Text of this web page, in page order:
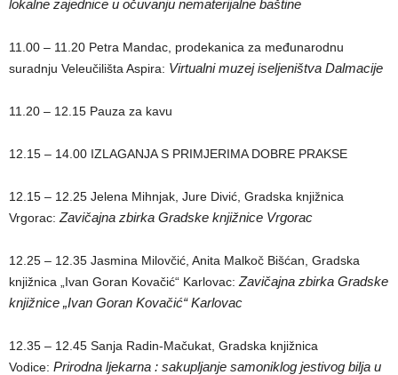
lokalne zajednice u očuvanju nematerijalne baštine
11.00 – 11.20 Petra Mandac, prodekanica za međunarodnu
suradnju Veleučilišta Aspira: Virtualni muzej iseljeništva Dalmacije
11.20 – 12.15 Pauza za kavu
12.15 – 14.00 IZLAGANJA S PRIMJERIMA DOBRE PRAKSE
12.15 – 12.25 Jelena Mihnjak, Jure Divić, Gradska knjižnica
Vrgorac: Zavičajna zbirka Gradske knjižnice Vrgorac
12.25 – 12.35 Jasmina Milovčić, Anita Malkoč Bišćan, Gradska
knjižnica „Ivan Goran Kovačić“ Karlovac: Zavičajna zbirka Gradske
knjižnice „Ivan Goran Kovačić“ Karlovac
12.35 – 12.45 Sanja Radin-Mačukat, Gradska knjižnica
Vodice: Prirodna ljekarna : sakupljanje samoniklog jestivog bilja u